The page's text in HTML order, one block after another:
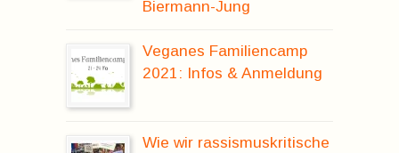
Biermann-Jung
Veganes Familiencamp
2021: Infos & Anmeldung
Wie wir rassismuskritische